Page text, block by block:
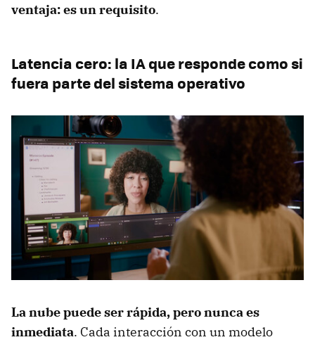
ventaja: es un requisito.
Latencia cero: la IA que responde como si
fuera parte del sistema operativo
La nube puede ser rápida, pero nunca es
inmediata. Cada interacción con un modelo